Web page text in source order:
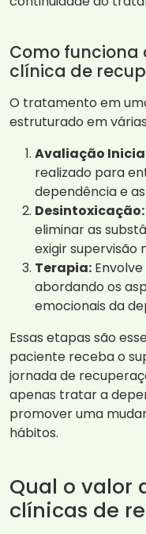
Como
clínica de
O tratamento em
estruturado em
Avaliação
realizado para
dependência e
Desintoxicação:
eliminar as
exigir supervisão
Terapia:
abordando os
emocionais da
Essas etapas são
paciente receba o
jornada de
apenas tratar a
promover uma
hábitos.
Qual o valor
clínicas de